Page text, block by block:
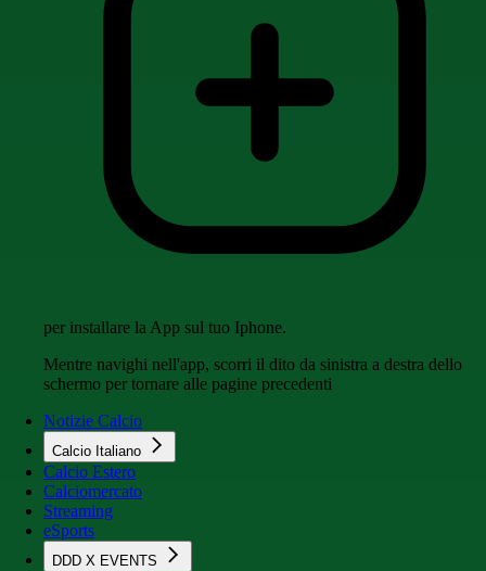
per installare la App sul tuo Iphone.
Mentre navighi nell'app, scorri il dito da sinistra a destra dello
schermo per tornare alle pagine precedenti
Notizie Calcio
Calcio Italiano
Calcio Estero
Calciomercato
Streaming
eSports
DDD X EVENTS